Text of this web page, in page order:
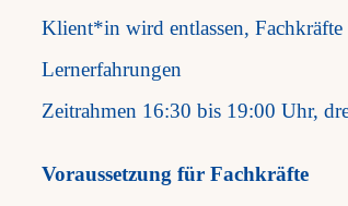
Klient*in wird entlassen,
Lernerfahrungen
Zeitrahmen 16:30 bis 19:00 Uhr,
Voraussetzung für Fachkräfte